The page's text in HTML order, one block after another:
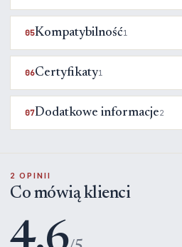
05Kompatybilność1
06Certyfikaty1
07Dodatkowe informacje2
2 OPINII
Co mówią klienci